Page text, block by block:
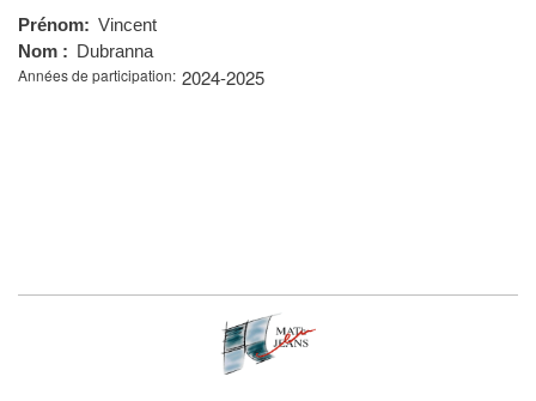
Prénom
Vincent
Nom
Dubranna
Années de participation 2024-2025